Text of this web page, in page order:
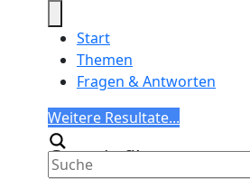
Start
Themen
Fragen & Antworten
Search
Weitere Resultate...
Generic filters